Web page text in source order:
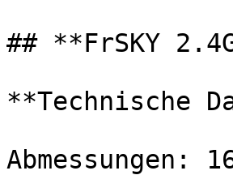
## **FrSKY
**Technische
Abmessungen: